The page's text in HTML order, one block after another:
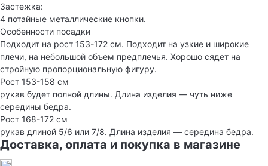
Застежка:
4 потайные металлические кнопки.
Особенности посадки
Подходит на рост 153-172 см. Подходит на узкие и широкие
плечи, на небольшой объем предплечья. Хорошо сядет на
стройную пропорциональную фигуру.
Рост 153-158 см
рукав будет полной длины. Длина изделия — чуть ниже
середины бедра.
Рост 168-172 см
рукав длиной 5/6 или 7/8. Длина изделия — середина бедра.
Доставка, оплата и покупка в магазине